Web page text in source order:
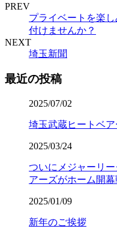
PREV
プライベートを楽
付けませんか？
NEXT
埼玉新聞
最近の投稿
2025/07/02
埼玉武蔵ヒートベ
2025/03/24
ついにメジャーリ
アーズがホーム開幕
2025/01/09
新年のご挨拶